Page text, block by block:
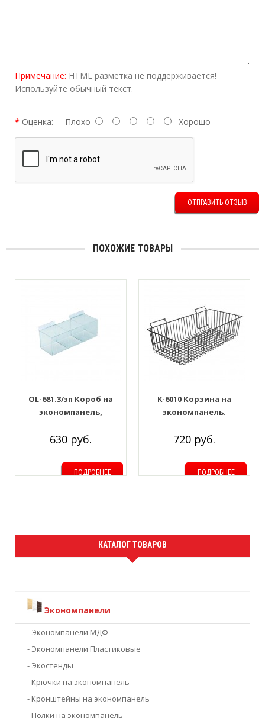
Примечание: HTML разметка не поддерживается!
Используйте обычный текст.
Оценка: Плохо Хорошо
ОТПРАВИТЬ ОТЗЫВ
ПОХОЖИЕ ТОВАРЫ
OL-681.3/эп Короб на
экономпанель,
630 руб.
ПОДРОБНЕЕ
K-6010 Корзина на
экономпанель.
Чёрный
720 руб.
ПОДРОБНЕЕ
КАТАЛОГ ТОВАРОВ
Экономпанели
- Экономпанели МДФ
- Экономпанели Пластиковые
- Экостенды
- Крючки на экономпанель
- Кронштейны на экономпанель
- Полки на экономпанель